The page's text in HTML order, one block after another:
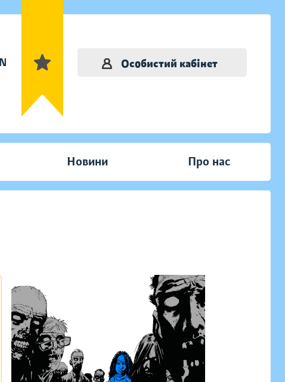
Особистий кабінет
Новини Про нас